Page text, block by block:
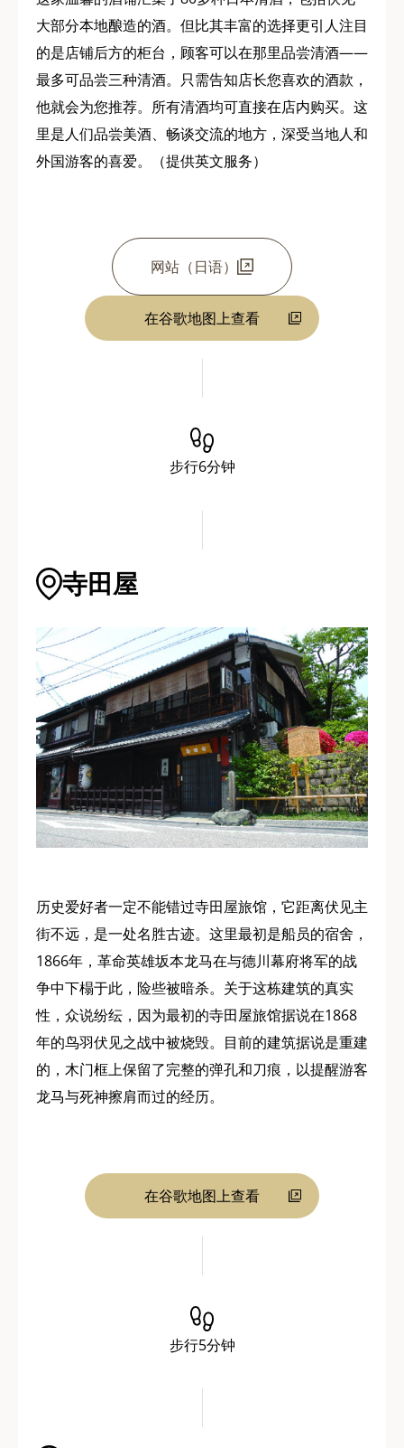
大部分本地酿造的酒。但比其丰富的选择更引人注目
的是店铺后方的柜台，顾客可以在那里品尝清酒——
最多可品尝三种清酒。只需告知店长您喜欢的酒款，
他就会为您推荐。所有清酒均可直接在店内购买。这
里是人们品尝美酒、畅谈交流的地方，深受当地人和
外国游客的喜爱。（提供英文服务）
网站（日语）
在谷歌地图上查看
步行6分钟
寺田屋
历史爱好者一定不能错过寺田屋旅馆，它距离伏见主
街不远，是一处名胜古迹。这里最初是船员的宿舍，
1866年，革命英雄坂本龙马在与德川幕府将军的战
争中下榻于此，险些被暗杀。关于这栋建筑的真实
性，众说纷纭，因为最初的寺田屋旅馆据说在1868
年的鸟羽伏见之战中被烧毁。目前的建筑据说是重建
的，木门框上保留了完整的弹孔和刀痕，以提醒游客
龙马与死神擦肩而过的经历。
在谷歌地图上查看
步行5分钟